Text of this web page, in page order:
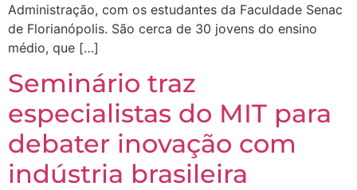
Administração, com os estudantes da Faculdade Senac
de Florianópolis. São cerca de 30 jovens do ensino
médio, que […]
Seminário traz
especialistas do MIT para
debater inovação com
indústria brasileira